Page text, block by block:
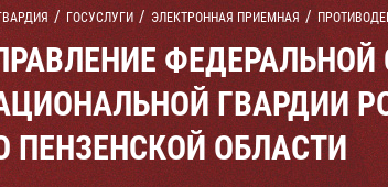
ГОСУСЛУГИ ЭЛЕКТРОННАЯ ПРИЕМНАЯ
ГВАРДИИ
ПЕНЗЕНСКОЙ ОБЛАСТИ